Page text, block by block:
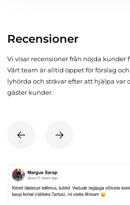
Recensioner
Vi visar recensioner från nöjda kunder
Vårt team är alltid öppet för förslag
lyhörda och strävar efter att hjälpa var
gäster kunder.